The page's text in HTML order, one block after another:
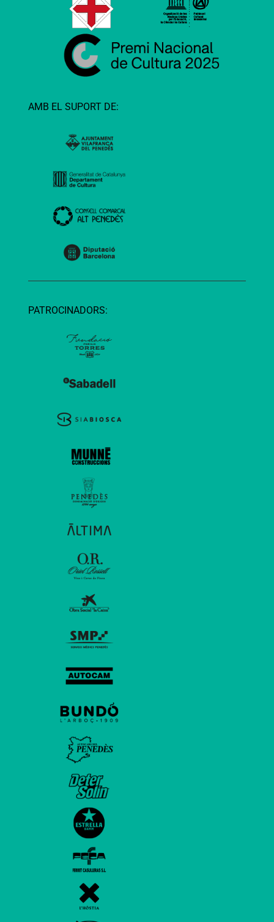
AMB EL SUPORT DE:
PATROCINADORS: